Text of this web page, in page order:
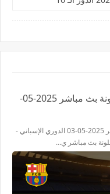
مشاهدة مباراة ريال بلد الوليد و برشلونة بث مباشر 2025-05-
مشاهدة مباراة ريال بلد الوليد و برشلونة بث مباشر 2025-05-03 الدوري الإسباني -
بث مباشر ي…